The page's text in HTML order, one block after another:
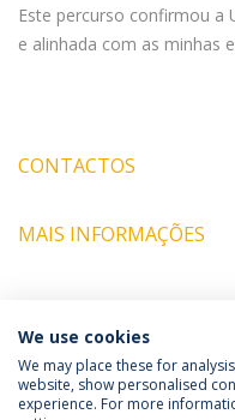
Este percurso confirmou a
e alinhada com as minhas
CONTACTOS
MAIS INFORMAÇÕES
COORDENADORES
Política de
We use cookies
We may place these for
website, show personalised
experience. For more